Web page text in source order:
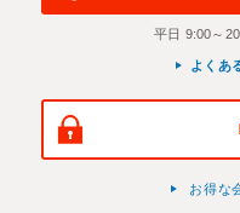
平日 9:00～
よくあ
お得な